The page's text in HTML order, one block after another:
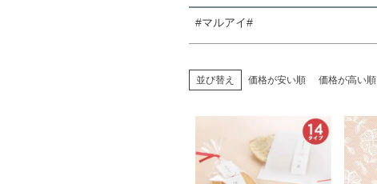
#マルアイ#
並び替え 価格が安い順 価格が高い順